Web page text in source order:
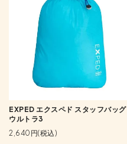
EXPED エクスペド スタッフバッグ
ウルトラ3
2,640円(税込)